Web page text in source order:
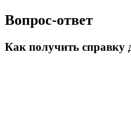
Вопрос-ответ
Как получить справку